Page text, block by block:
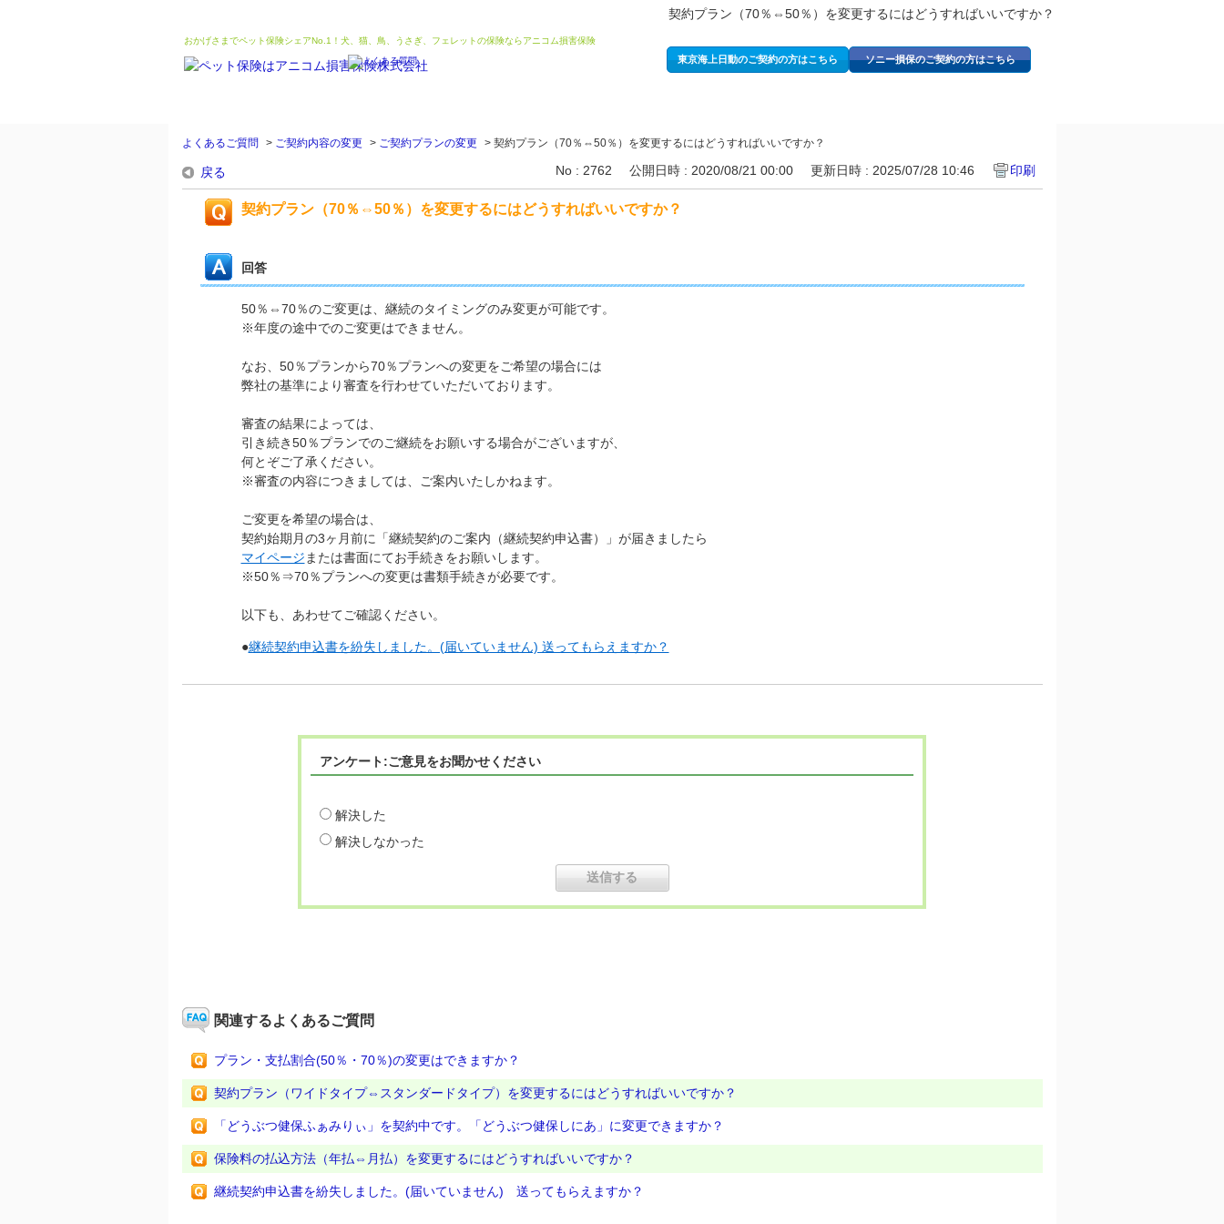
契約プラン（70％⇔50％）を変更するにはどうすればいいですか？
おかげさまでペット保険シェアNo.1！犬、猫、鳥、うさぎ、フェレットの保険ならアニコム損害保険
東京海上日動のご契約の方はこちら ソニー損保のご契約の方はこちら
よくあるご質問 > ご契約内容の変更 > ご契約プランの変更 > 契約プラン（70％⇔50％）を変更するにはどうすればいいですか？
戻る No : 2762 公開日時 : 2020/08/21 00:00 更新日時 : 2025/07/28 10:46 印刷
契約プラン（70％⇔50％）を変更するにはどうすればいいですか？
回答
50％⇔70％のご変更は、継続のタイミングのみ変更が可能です。
※年度の途中でのご変更はできません。
なお、50％プランから70％プランへの変更をご希望の場合には
弊社の基準により審査を行わせていただいております。
審査の結果によっては、
引き続き50％プランでのご継続をお願いする場合がございますが、
何とぞご了承ください。
※審査の内容につきましては、ご案内いたしかねます。
ご変更を希望の場合は、
契約始期月の3ヶ月前に「継続契約のご案内（継続契約申込書）」が届きましたら
マイページまたは書面にてお手続きをお願いします。
※50％⇒70％プランへの変更は書類手続きが必要です。
以下も、あわせてご確認ください。
●継続契約申込書を紛失しました。(届いていません) 送ってもらえますか？
アンケート:ご意見をお聞かせください
解決した
解決しなかった
関連するよくあるご質問
プラン・支払割合(50％・70％)の変更はできますか？
契約プラン（ワイドタイプ⇔スタンダードタイプ）を変更するにはどうすればいいですか？
「どうぶつ健保ふぁみりぃ」を契約中です。「どうぶつ健保しにあ」に変更できますか？
保険料の払込方法（年払⇔月払）を変更するにはどうすればいいですか？
継続契約申込書を紛失しました。(届いていません) 送ってもらえますか？